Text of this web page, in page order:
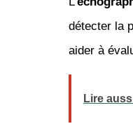
détecter la
aider à
Lire